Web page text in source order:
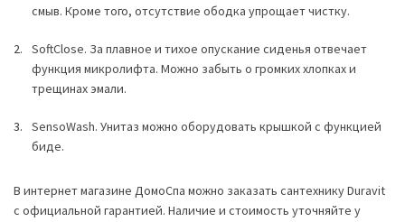
смыв. Кроме того, отсутствие ободка упрощает чистку.
SoftClose. За плавное и тихое опускание сиденья отвечает
функция микролифта. Можно забыть о громких хлопках и
трещинах эмали.
SensoWash. Унитаз можно оборудовать крышкой с функцией
биде.
В интернет магазине ДомоСпа можно заказать сантехнику Duravit
с официальной гарантией. Наличие и стоимость уточняйте у